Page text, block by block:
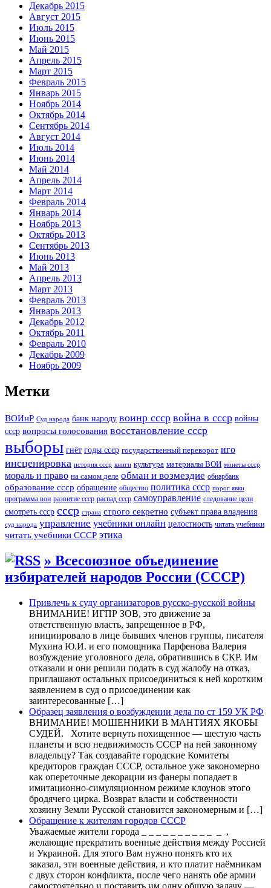
Декабрь 2015
Август 2015
Июль 2015
Июнь 2015
Май 2015
Апрель 2015
Март 2015
Февраль 2015
Январь 2015
Ноябрь 2014
Октябрь 2014
Сентябрь 2014
Август 2014
Июль 2014
Июнь 2014
Май 2014
Апрель 2014
Март 2014
Февраль 2014
Январь 2014
Ноябрь 2013
Октябрь 2013
Сентябрь 2013
Июнь 2013
Май 2013
Апрель 2013
Март 2013
Февраль 2013
Январь 2013
Декабрь 2012
Октябрь 2011
Февраль 2010
Декабрь 2009
Ноябрь 2009
Метки
ВОИнР Суд народа банк народу воинр ссср война в ссср войны
ссср вопросы голосования восстановление ссср
выборы гнёт годы ссср государственный переворот иго
инсценировка история ссср книги культура материалы ВОИ монеты ссср
мораль и право на самом деле обман и возмездие обнарбанк
образование ссср обращение общество политика ссср порог явки
программа вои развитие ссср распад ссср самоуправление следование цели
смотреть ссср ссср страна строго секретно субъект права владения
суд народа управление учебники онлайн целостность читать учебники
читать учебники СССР этика
» Всесоюзное объединение
избирателей народов России (СССР)
Привлечь к суду организаторов русско-русской войны
ВНИМАНИЕ! ИГПР ЗОВ, это движение за
ответственную власть, запрещенное в РФ,
инициировало в лице бывших членов группы, писателя
Мухина Ю.И. и его помощника Парфенова Валерия
возбуждение уголовного дела, обратившись в СКР. Им
отказали и они решили подать в суд жалобу на отказ,
приглашают остальных присоединиться к ней коротким
заявлением в суд о присоединении как
заинтересованные […]
Образец заявления о возбуждении дела по ст 159 УК РФ
ВНИМАНИЕ! МОШЕННИКИ В МАНТИЯХ ЯКОБЫ
СУДЕЙ. Хотите вернуть похищенное — шестую часть
планеты и всю недвижимость СССР на ней законному
владельцу? Так создавайте городские Комитеты
кредиторов граждан СССР, остальное уже закономерно
как опереточные декорации из фанеры попадает в
имитационно-симуляционном режиме клоунов этого
бродячего цирка. Возврат власти и собственности
хозяину Земли Русской становится закономерным и […]
Обращение к жителям городов СССР
Уважаемые жители города _ _ _ _ _ _ _ _ _ _ _ ,
желающие прекратить военные действия между Россией
и Украиной. Для этого Вам нужно понять кто их
заказал, эти военные действия, и кто платит наёмникам
с двух сторон конфликта, после чего нанять обе армии
самостоятельно и поставить им одну общую задачу —